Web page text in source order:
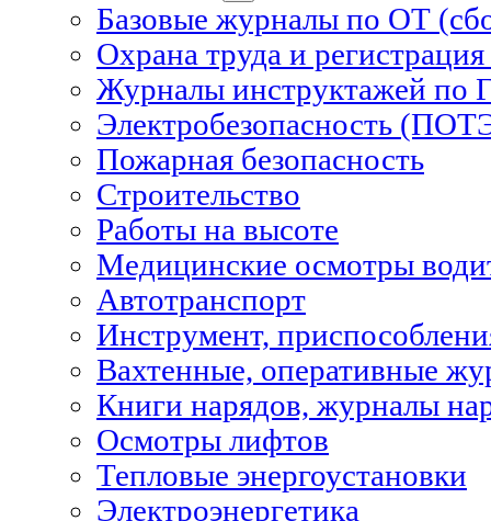
Базовые журналы по ОТ
Охрана труда и
Журналы инструктажей по
Электробезопасность
Пожарная безопасность
Строительство
Работы на высоте
Медицинские осмотры
Автотранспорт
Инструмент,
Вахтенные, оперативные
Книги нарядов, журналы
Осмотры лифтов
Тепловые энергоустановки
Электроэнергетика